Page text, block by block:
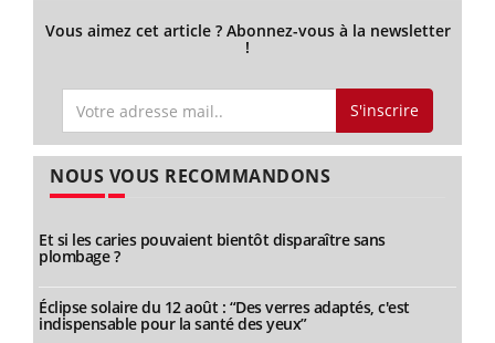
Vous aimez cet article ? Abonnez-vous à la newsletter
!
S'inscrire
NOUS VOUS RECOMMANDONS
Et si les caries pouvaient bientôt disparaître sans
plombage ?
Éclipse solaire du 12 août : “Des verres adaptés, c'est
indispensable pour la santé des yeux”